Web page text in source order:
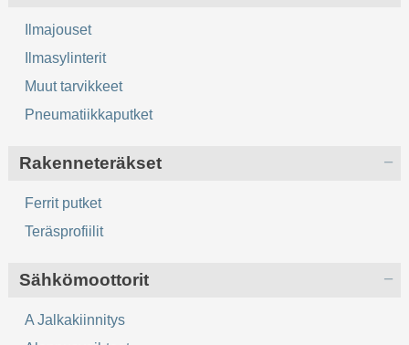
Ilmajouset
Ilmasylinterit
Muut tarvikkeet
Pneumatiikkaputket
Rakenneteräkset
Ferrit putket
Teräsprofiilit
Sähkömoottorit
A Jalkakiinnitys